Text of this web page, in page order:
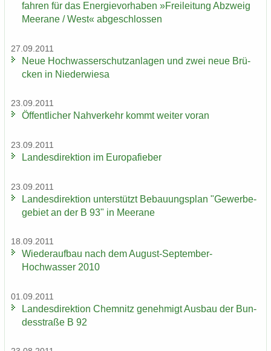
fah­ren für das En­er­gie­vor­ha­ben »Frei­lei­tung Ab­zweig
Meer­a­ne / West« ab­ge­schlos­sen
27.09.2011
Neue Hoch­was­ser­schutz­an­la­gen und zwei neue Brü­
cken in Nie­der­wie­sa
23.09.2011
Öf­fent­li­cher Nah­ver­kehr kommt wei­ter voran
23.09.2011
Lan­des­di­rek­ti­on im Eu­ro­pa­fie­ber
23.09.2011
Lan­des­di­rek­ti­on un­ter­stützt Be­bau­ungs­plan "Ge­wer­be­
ge­biet an der B 93" in Meer­a­ne
18.09.2011
Wie­der­auf­bau nach dem August-​September-
Hochwasser 2010
01.09.2011
Lan­des­di­rek­ti­on Chem­nitz ge­neh­migt Aus­bau der Bun­
des­stra­ße B 92